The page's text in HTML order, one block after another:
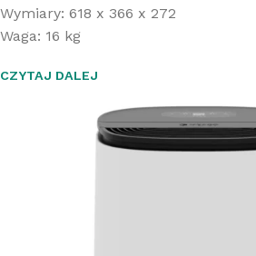
Wymiary: 618 x 366 x 272
Waga: 16 kg
CZYTAJ DALEJ